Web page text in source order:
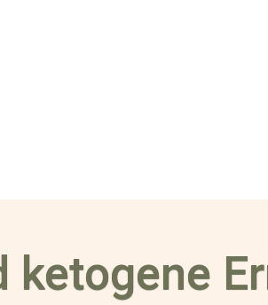
ketogene